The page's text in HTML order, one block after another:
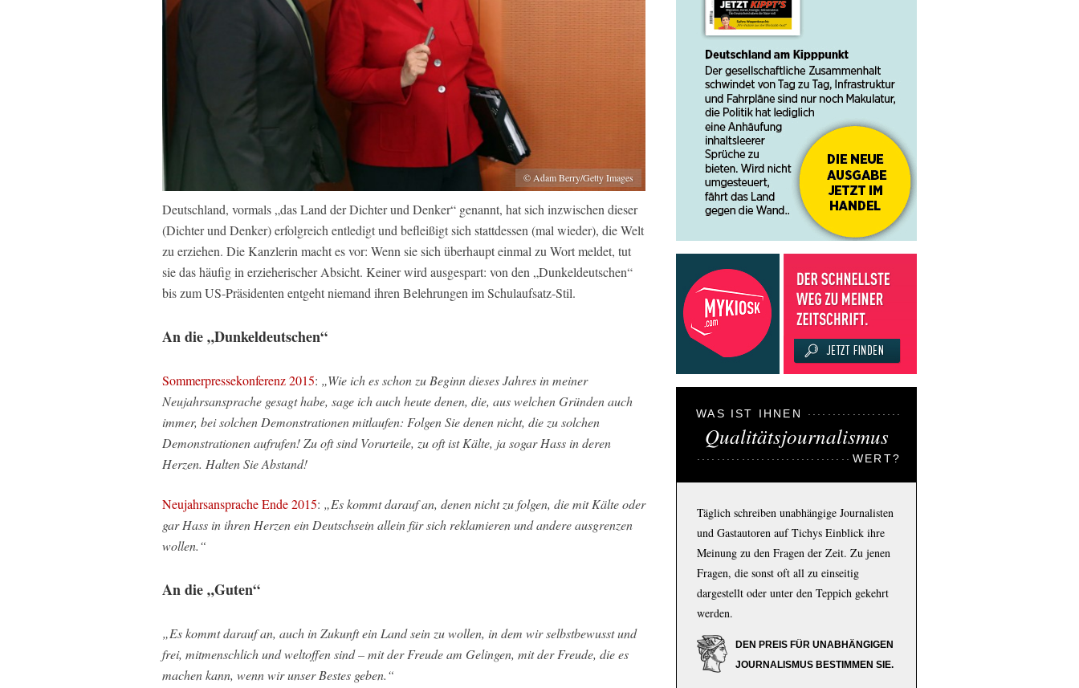
© Adam Berry/Getty Images
Deutschland, vormals „das Land der Dichter und Denker“ genannt, hat sich inzwischen dieser
(Dichter und Denker) erfolgreich entledigt und befleißigt sich stattdessen (mal wieder), die Welt
zu erziehen. Die Kanzlerin macht es vor: Wenn sie sich überhaupt einmal zu Wort meldet, tut
sie das häufig in erzieherischer Absicht. Keiner wird ausgespart: von den „Dunkeldeutschen“
bis zum US-Präsidenten entgeht niemand ihren Belehrungen im Schulaufsatz-Stil.
An die „Dunkeldeutschen“
Sommerpressekonferenz 2015: „Wie ich es schon zu Beginn dieses Jahres in meiner
Neujahrsansprache gesagt habe, sage ich auch heute denen, die, aus welchen Gründen auch
immer, bei solchen Demonstrationen mitlaufen: Folgen Sie denen nicht, die zu solchen
Demonstrationen aufrufen! Zu oft sind Vorurteile, zu oft ist Kälte, ja sogar Hass in deren
Herzen. Halten Sie Abstand!
Neujahrsansprache Ende 2015: „Es kommt darauf an, denen nicht zu folgen, die mit Kälte oder
gar Hass in ihren Herzen ein Deutschsein allein für sich reklamieren und andere ausgrenzen
wollen.“
An die „Guten“
„Es kommt darauf an, auch in Zukunft ein Land sein zu wollen, in dem wir selbstbewusst und
frei, mitmenschlich und weltoffen sind – mit der Freude am Gelingen, mit der Freude, die es
machen kann, wenn wir unser Bestes geben.“
WAS IST IHNEN
Qualitätsjournalismus
WERT?
Täglich schreiben unabhängige Journalisten
und Gastautoren auf Tichys Einblick ihre
Meinung zu den Fragen der Zeit. Zu jenen
Fragen, die sonst oft all zu einseitig
dargestellt oder unter den Teppich gekehrt
werden.
DEN PREIS FÜR UNABHÄNGIGEN
JOURNALISMUS BESTIMMEN SIE.